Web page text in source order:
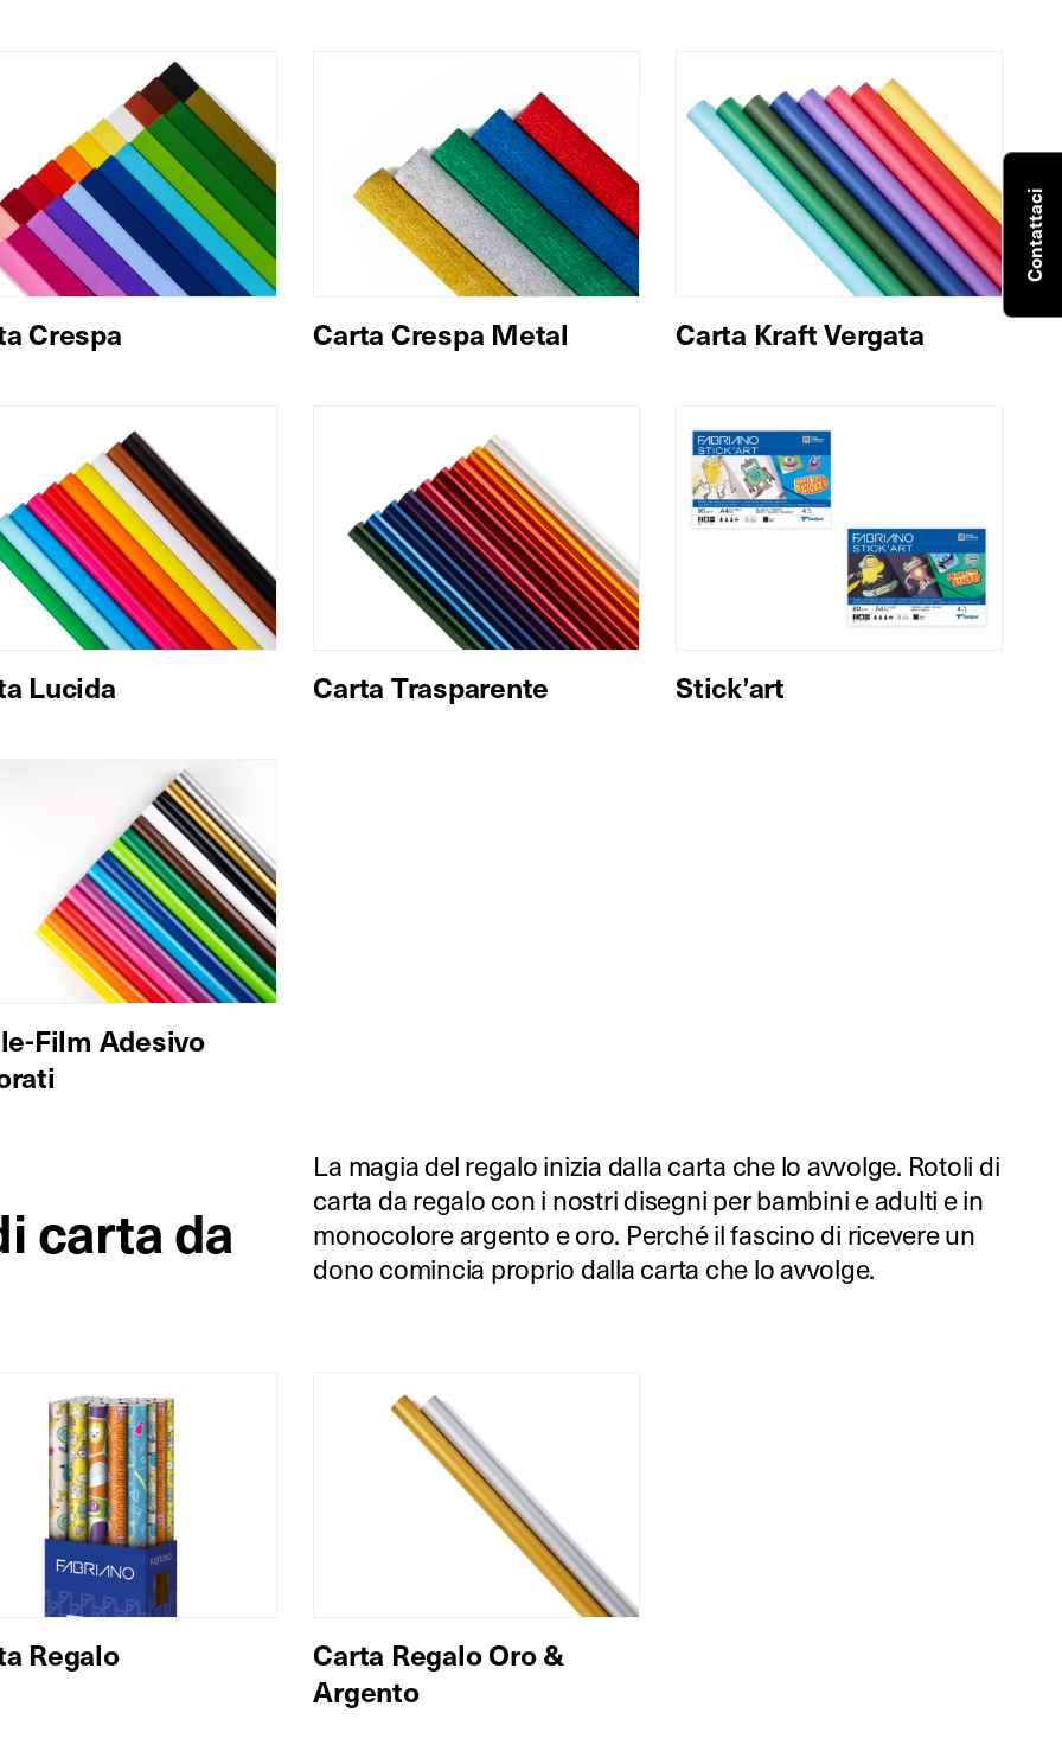
Crespa Carta Crespa Metal Carta Kraft Vergata
Lucida Carta Trasparente Stick’art
Film Adesivo
carta da
La magia del regalo inizia dalla carta che lo avvolge. Rotoli di
carta da regalo con i nostri disegni per bambini e adulti e in
monocolore argento e oro. Perché il fascino di ricevere un
dono comincia proprio dalla carta che lo avvolge.
Regalo
Carta Regalo Oro &
Argento
Contattaci